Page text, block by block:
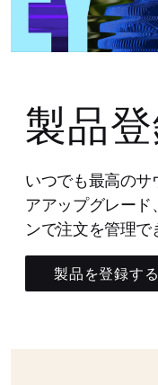
製品
いつでも最高のサ
アアップグレード
ンで注文を管理で
製品を登録する